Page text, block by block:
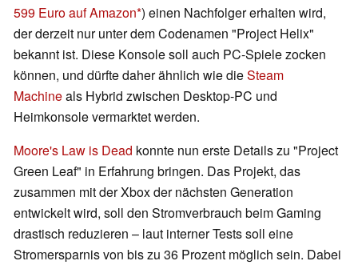
599 Euro auf Amazon ) einen Nachfolger erhalten wird,
der derzeit nur unter dem Codenamen "Project Helix"
bekannt ist. Diese Konsole soll auch PC-Spiele zocken
können, und dürfte daher ähnlich wie dieSteam
Machineals Hybrid zwischen Desktop-PC und
Heimkonsole vermarktet werden.
Moore's Law is Dead konnte nun erste Details zu "Project
Green Leaf" in Erfahrung bringen. Das Projekt, das
zusammen mit der Xbox der nächsten Generation
entwickelt wird, soll den Stromverbrauch beim Gaming
drastisch reduzieren – laut interner Tests soll eine
Stromersparnis von bis zu 36 Prozent möglich sein. Dabei